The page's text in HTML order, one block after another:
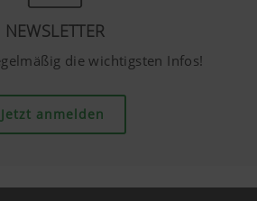
NEWSLETTER
die wichtigsten Infos!
Jetzt anmelden